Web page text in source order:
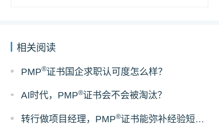
相关阅读
PMP®证书国企求职认可度怎么样？
AI时代，PMP®证书会不会被淘汰？
转行做项目经理，PMP®证书能弥补经验短板吗？